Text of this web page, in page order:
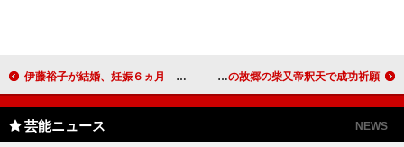
伊藤裕子が結婚、妊娠６ヵ月 夫は「強いて言うなら、熱い男」 山田洋次、小津作品の「東京物語」を舞台化 第二の故郷の柴又帝釈天で成功祈願
芸能ニュース NEWS